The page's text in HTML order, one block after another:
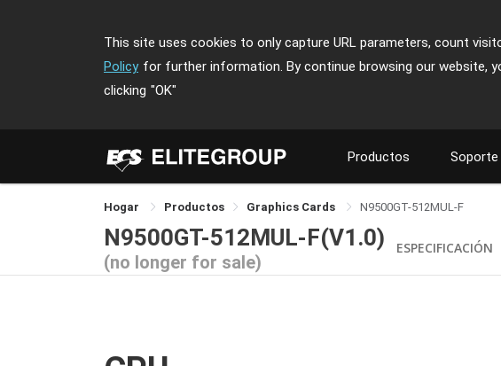
This site uses cookies to only capture URL parameters, count
Policy for further information. By continue browsing our website,
clicking "OK"
Productos Soporte
Hogar Productos Graphics Cards N9500GT-512MUL-F
N9500GT-512MUL-F(V1.0)
(no longer for sale)
ESPECIFICACIÓN